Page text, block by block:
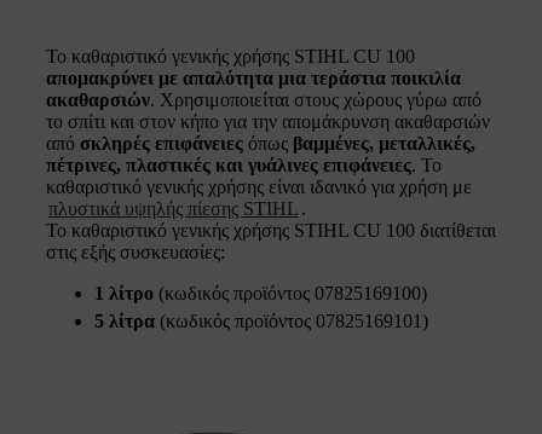
Το καθαριστικό γενικής χρήσης STIHL CU 100
απομακρύνει με απαλότητα μια τεράστια ποικιλία
ακαθαρσιών. Χρησιμοποιείται στους χώρους γύρω από
το σπίτι και στον κήπο για την απομάκρυνση ακαθαρσιών
από σκληρές επιφάνειες όπως βαμμένες, μεταλλικές,
πέτρινες, πλαστικές και γυάλινες επιφάνειες. Το
καθαριστικό γενικής χρήσης είναι ιδανικό για χρήση με
πλυστικά υψηλής πίεσης STIHL .
Το καθαριστικό γενικής χρήσης STIHL CU 100 διατίθεται
στις εξής συσκευασίες:
1 λίτρο (κωδικός προϊόντος 07825169100)
5 λίτρα (κωδικός προϊόντος 07825169101)